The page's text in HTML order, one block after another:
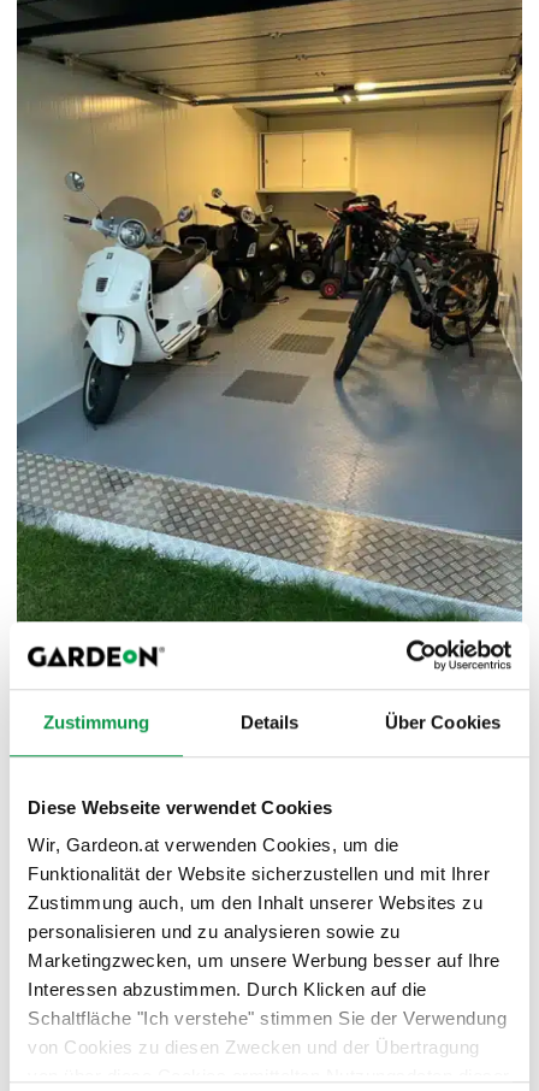
Zustimmung Details Über Cookies
Diese Webseite verwendet Cookies
Wir, Gardeon.at verwenden Cookies, um die
Funktionalität der Website sicherzustellen und mit Ihrer
Zustimmung auch, um den Inhalt unserer Websites zu
personalisieren und zu analysieren sowie zu
Marketingzwecken, um unsere Werbung besser auf Ihre
Interessen abzustimmen. Durch Klicken auf die
Schaltfläche "Ich verstehe" stimmen Sie der Verwendung
von Cookies zu diesen Zwecken und der Übertragung
Zusammenfassung
✔️ THP Dachdeckung
✔️ Garagentor Hörmann
🚪 Garagentüre Hörmann
🪟 Fenster und Oberlicht GARDEoN
🚿 Rinnensystem
🚛 Lieferung und Montage
Vielen Dank für das Feedback und die tollen
Fotos an den Herrn Thaller aus Rohr bei
Hartberg :-)